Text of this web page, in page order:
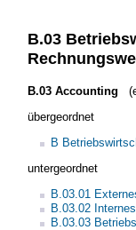
B.03
B.03 Accounting
übergeordnet
B
untergeordnet
B.03.01
B.03.02
B.03.03